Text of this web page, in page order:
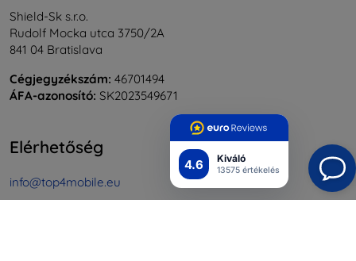
4.6 Kiváló
13575 értékelés
Shield-Sk s.r.o.
Rudolf Mocka utca 3750/2A
841 04 Bratislava
Cégjegyzékszám: 46701494
ÁFA-azonosító: SK2023549671
Elérhetőség
info@top4mobile.eu